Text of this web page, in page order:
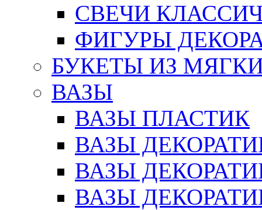
СВЕЧИ
ФИГУРЫ
БУКЕТЫ ИЗ
ВАЗЫ
ВАЗЫ ПЛАСТИК
ВАЗЫ
ВАЗЫ
ВАЗЫ